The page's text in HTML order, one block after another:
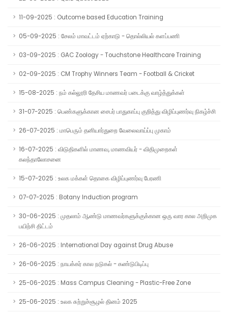
11-09-2025 : Outcome based Education Training
05-09-2025 : சேலம் மாவட்டம் ஏற்காடு - தொல்லியல் களப்பணி
03-09-2025 : GAC Zoology - Touchstone Healthcare Training
02-09-2025 : CM Trophy Winners Team - Football & Cricket
15-08-2025 : நம் கல்லூரி தேசிய மாணவர் படைக்கு வாழ்த்துக்கள்
31-07-2025 : பெண்களுக்கான சைபர் பாதுகாப்பு குறித்து விழிப்புணர்வு நிகழ்ச்சி
26-07-2025 : மாபெரும் தனியார்துறை வேலைவாய்ப்பு முகாம்
16-07-2025 : விடுதிகளில் மாணவ, மாணவியர் - விதிமுறைகள்
கலந்தாலோசனை
15-07-2025 : உலக மக்கள் தொகை விழிப்புணர்வு பேரணி
07-07-2025 : Botany Induction program
30-06-2025 : முதலாம் ஆண்டு மாணவர்களுக்குக்கான ஒரு வார கால அறிமுக
பயிற்சி திட்டம்
26-06-2025 : International Day against Drug Abuse
26-06-2025 : நாயக்கர் கால நடுகல் - கண்டுபிடிப்பு
25-06-2025 : Mass Campus Cleaning - Plastic-Free Zone
25-06-2025 : உலக சுற்றுச்சூழல் தினம் 2025